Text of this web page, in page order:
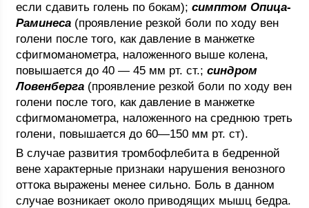
если сдавить голень по бокам);симптом Опица-
Раминеса (проявление резкой боли по ходу вен
голени после того, как давление в манжетке
сфигмоманометра, наложенного выше колена,
повышается до 40 — 45 мм рт. ст.;синдром
Ловенберга (проявление резкой боли по ходу вен
голени после того, как давление в манжетке
сфигмоманометра, наложенного на среднюю треть
голени, повышается до 60—150 мм рт. ст).
В случае развития тромбофлебита в бедренной
вене характерные признаки нарушения венозного
оттока выражены менее сильно. Боль в данном
случае возникает около приводящих мышц бедра.